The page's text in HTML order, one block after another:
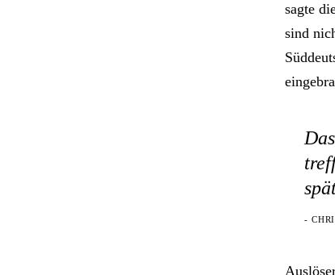
sagte
sind
-